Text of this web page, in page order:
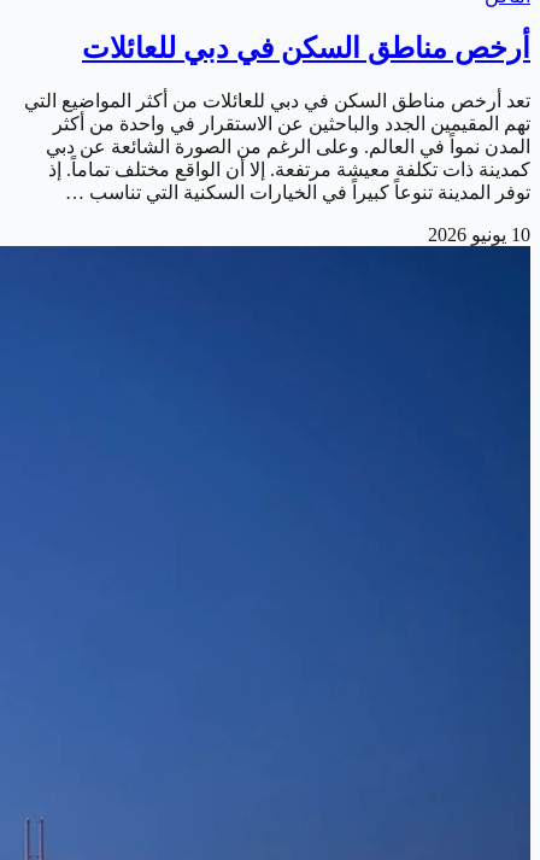
أرخص مناطق السكن في دبي للعائلات
تعد أرخص مناطق السكن في دبي للعائلات من أكثر المواضيع التي
تهم المقيمين الجدد والباحثين عن الاستقرار في واحدة من أكثر
المدن نمواً في العالم. وعلى الرغم من الصورة الشائعة عن دبي
كمدينة ذات تكلفة معيشة مرتفعة. إلا أن الواقع مختلف تماماً. إذ
توفر المدينة تنوعاً كبيراً في الخيارات السكنية التي تناسب …
10 يونيو 2026